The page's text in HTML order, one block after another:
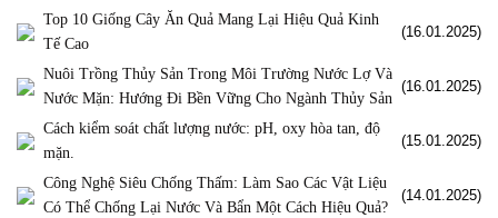
Top 10 Giống Cây Ăn Quả Mang Lại Hiệu Quả Kinh
Tế Cao
(16.01.2025)
Nuôi Trồng Thủy Sản Trong Môi Trường Nước Lợ Và
Nước Mặn: Hướng Đi Bền Vững Cho Ngành Thủy Sản
(16.01.2025)
Cách kiểm soát chất lượng nước: pH, oxy hòa tan, độ
mặn.
(15.01.2025)
Công Nghệ Siêu Chống Thấm: Làm Sao Các Vật Liệu
Có Thể Chống Lại Nước Và Bẩn Một Cách Hiệu Quả?
(14.01.2025)